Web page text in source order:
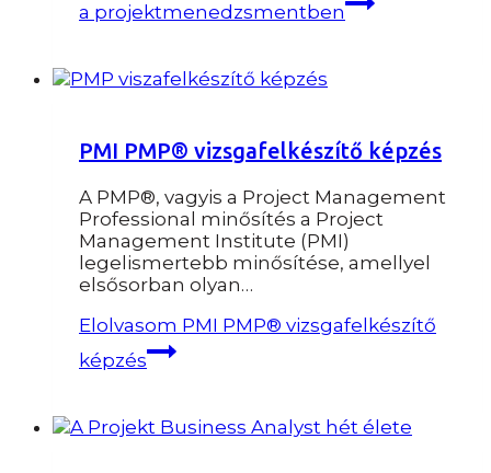
a projektmenedzsmentben
PMI PMP® vizsgafelkészítő képzés
A PMP®, vagyis a Project Management
Professional minősítés a Project
Management Institute (PMI)
legelismertebb minősítése, amellyel
elsősorban olyan…
Elolvasom PMI PMP® vizsgafelkészítő
képzés